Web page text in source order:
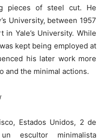
pieces of steel cut. He
University, between 1957
in Yale’s University. While
kept being employed at
his later work more
and the minimal actions.
Estados Unidos, 2 de
escultor minimalista